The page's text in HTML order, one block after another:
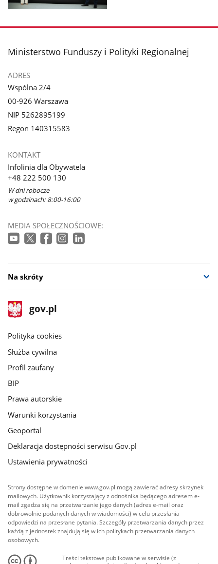
zdjęcie
galerii.
stopka
Ministerstwo Funduszy i Polityki Regionalnej
ADRES
Wspólna 2/4
00-926 Warszawa
NIP 5262895199
Regon 140315583
KONTAKT
Infolinia dla Obywatela
+48 222 500 130
W dni robocze
w godzinach: 8:00-16:00
MEDIA SPOŁECZNOŚCIOWE:
Na skróty
stopka
gov.pl
Strona
gov.pl
gov.pl
Polityka cookies
Służba cywilna
Profil zaufany
BIP
Prawa autorskie
Warunki korzystania
Geoportal
Deklaracja dostępności serwisu Gov.pl
Ustawienia prywatności
Strony dostępne w domenie www.gov.pl mogą zawierać adresy skrzynek
mailowych. Użytkownik korzystający z odnośnika będącego adresem e-
mail zgadza się na przetwarzanie jego danych (adres e-mail oraz
dobrowolnie podanych danych w wiadomości) w celu przesłania
odpowiedzi na przesłane pytania. Szczegóły przetwarzania danych przez
każdą z jednostek znajdują się w ich politykach przetwarzania danych
osobowych.
Treści tekstowe publikowane w serwisie (z